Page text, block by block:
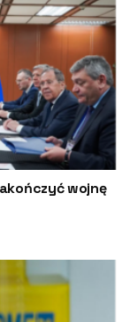
wojnę